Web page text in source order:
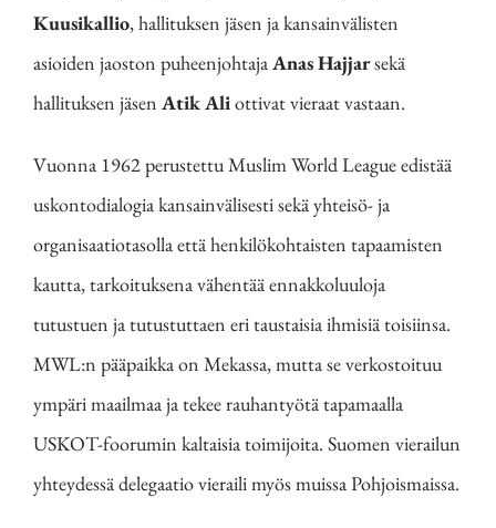
Kuusikallio, hallituksen jäsen ja kansainvälisten
asioiden jaoston puheenjohtajaAnas Hajjarsekä
hallituksen jäsen Atik Aliottivat vieraat vastaan.
Vuonna 1962 perustettu Muslim World League edistää
uskontodialogia kansainvälisesti sekä yhteisö- ja
organisaatiotasolla että henkilökohtaisten tapaamisten
kautta, tarkoituksena vähentää ennakkoluuloja
tutustuen ja tutustuttaen eri taustaisia ihmisiä toisiinsa.
MWL:n pääpaikka on Mekassa, mutta se verkostoituu
ympäri maailmaa ja tekee rauhantyötä tapamaalla
USKOT-foorumin kaltaisia toimijoita. Suomen vierailun
yhteydessä delegaatio vieraili myös muissa Pohjoismaissa.